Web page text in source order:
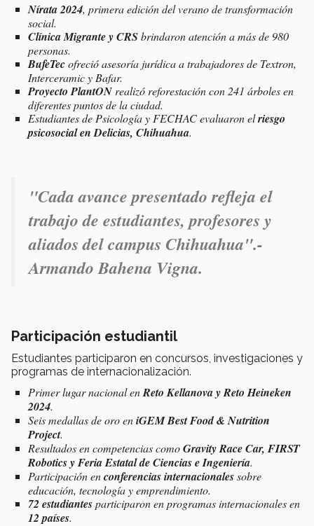
Nírata 2024, primera edición del verano de transformación
social.
Clínica Migrante y CRSbrindaron atención a más de 980
personas.
BufeTecofreció asesoría jurídica a trabajadores de Textron,
Interceramic y Bafar.
Proyecto PlantON realizó reforestación con 241 árboles en
diferentes puntos de la ciudad.
Estudiantes de Psicología y FECHAC evaluaron elriesgo
psicosocial en Delicias, Chihuahua.
"Cada avance presentado refleja el
trabajo de estudiantes, profesores y
aliados del campus Chihuahua".-
Armando Bahena Vigna.
Participación estudiantil
Estudiantes participaron en concursos, investigaciones y
programas de internacionalización.
Primer lugar nacional enReto Kellanova y Reto Heineken
2024.
Seis medallas de oro eniGEM Best Food & Nutrition
Project.
Resultados en competencias comoGravity Race Car, FIRST
Robotics y Feria Estatal de Ciencias e Ingeniería.
Participación enconferencias internacionalessobre
educación, tecnología y emprendimiento.
72 estudiantesparticiparon en programas internacionales en
12 países.